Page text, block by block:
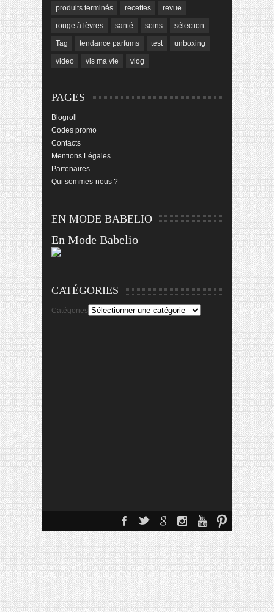
produits terminés recettes revue
rouge à lèvres santé soins sélection
Tag tendance parfums test unboxing
video vis ma vie vlog
PAGES
Blogroll
Codes promo
Contacts
Mentions Légales
Partenaires
Qui sommes-nous ?
EN MODE BABELIO
En Mode Babelio
CATÉGORIES
Catégories